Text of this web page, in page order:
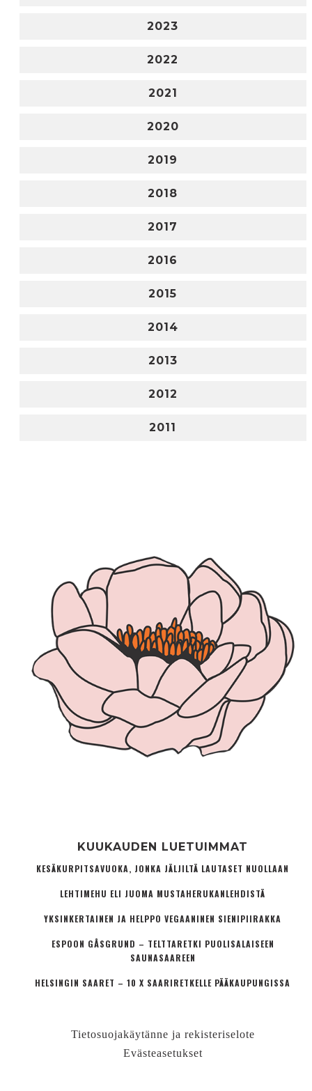
2023
2022
2021
2020
2019
2018
2017
2016
2015
2014
2013
2012
2011
KUUKAUDEN LUETUIMMAT
KESÄKURPITSAVUOKA, JONKA JÄLJILTÄ LAUTASET NUOLLAAN
LEHTIMEHU ELI JUOMA MUSTAHERUKANLEHDISTÄ
YKSINKERTAINEN JA HELPPO VEGAANINEN SIENIPIIRAKKA
ESPOON GÅSGRUND – TELTTARETKI PUOLISALAISEEN
SAUNASAAREEN
HELSINGIN SAARET – 10 X SAARIRETKELLE PÄÄKAUPUNGISSA
Tietosuojakäytänne ja rekisteriselote
Evästeasetukset